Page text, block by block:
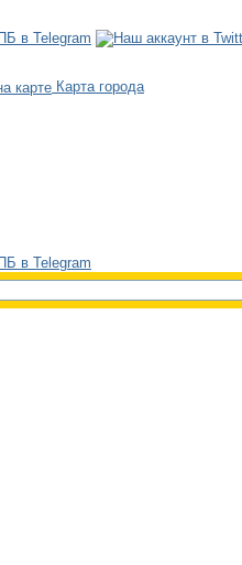
Карта города